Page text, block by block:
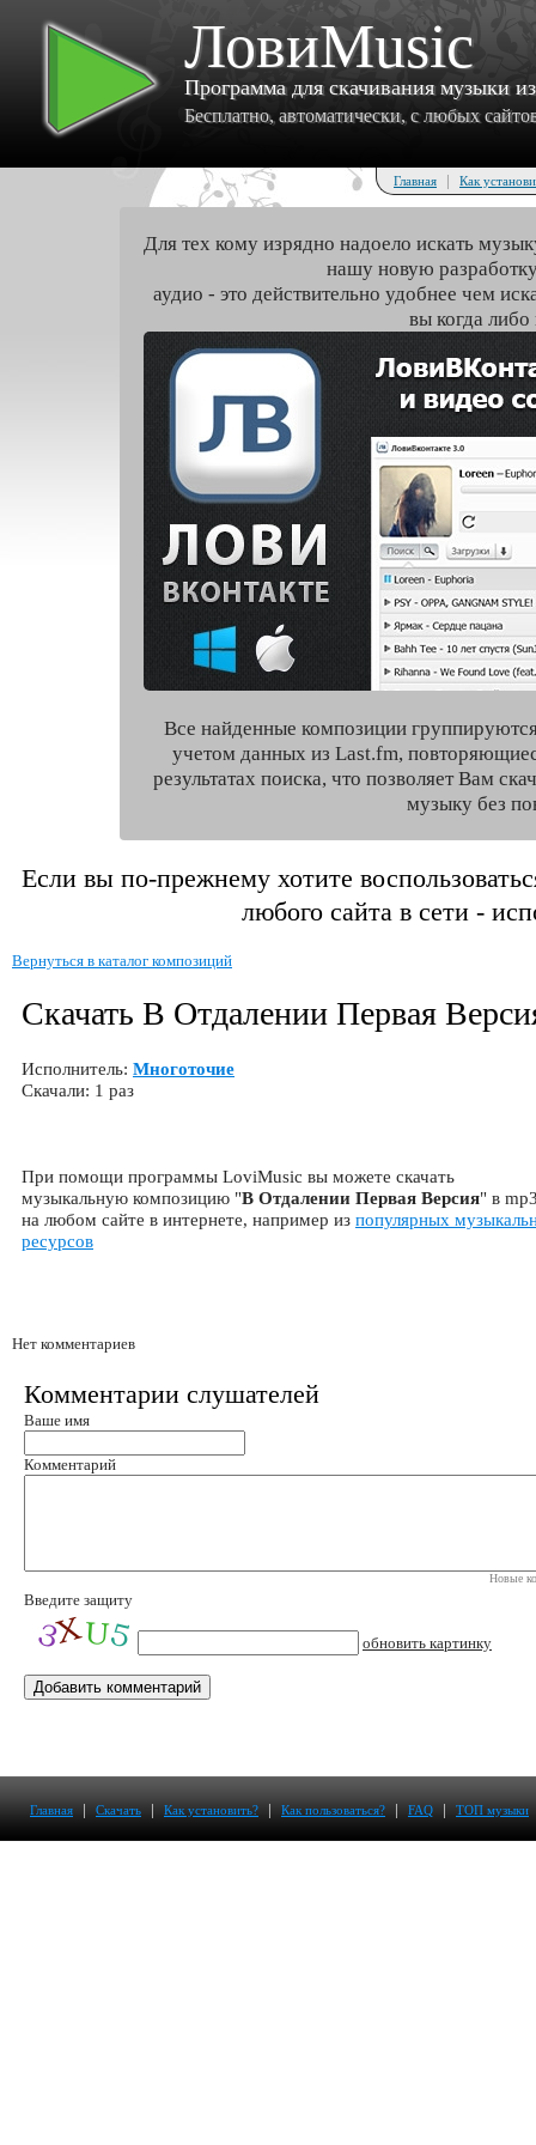
ЛовиMusic
Программа для скачивания музыки
Бесплатно, автоматически, с любых
Главная | Как
Для тех кому изрядно надоело искать
нашу новую
аудио - это действительно удобнее чем
вы когда либо
Все найденные композиции
учетом данных из Last.fm,
результатах поиска, что позволяет Вам
музыку без
Если вы по-прежнему хотите
любого сайта в сети -
Вернуться в каталог композиций
Скачать В Отдалении Первая
Исполнитель: Многоточие
Скачали: 1 раз
При помощи программы LoviMusic вы можете скачать
музыкальную композицию "В Отдалении Первая Версия" в
на любом сайте в интернете, например из популярных
ресурсов
Нет комментариев
Комментарии слушателей
Ваше имя
Комментарий
Новые
Введите защиту
обновить картинку
Главная | Скачать | Как установить? | Как пользоваться? | FAQ | ТОП музыки